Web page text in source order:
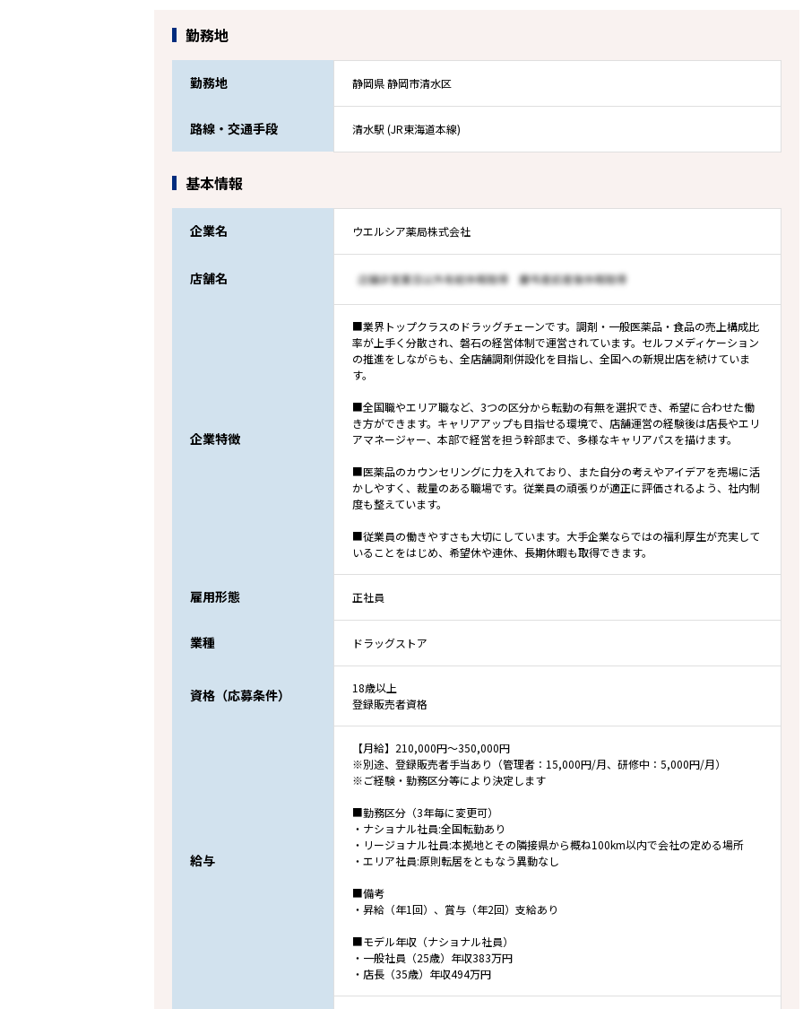
勤務地
勤務地 静岡県 静岡市清水区
路線・交通手段 清水駅 (JR東海道本線)
基本情報
企業名 ウエルシア薬局株式会社
店舗名
企業特徴
■業界トップクラスのドラッグチェーンです。調剤・一般医薬品・食品の売上構成比
率が上手く分散され、磐石の経営体制で運営されています。セルフメディケーション
の推進をしながらも、全店舗調剤併設化を目指し、全国への新規出店を続けていま
す。
■全国職やエリア職など、3つの区分から転勤の有無を選択でき、希望に合わせた働
き方ができます。キャリアアップも目指せる環境で、店舗運営の経験後は店長やエリ
アマネージャー、本部で経営を担う幹部まで、多様なキャリアパスを描けます。
■医薬品のカウンセリングに力を入れており、また自分の考えやアイデアを売場に活
かしやすく、裁量のある職場です。従業員の頑張りが適正に評価されるよう、社内制
度も整えています。
■従業員の働きやすさも大切にしています。大手企業ならではの福利厚生が充実して
いることをはじめ、希望休や連休、長期休暇も取得できます。
雇用形態 正社員
業種 ドラッグストア
資格（応募条件）
18歳以上
登録販売者資格
給与
【月給】210,000円～350,000円
※別途、登録販売者手当あり（管理者：15,000円/月、研修中：5,000円/月）
※ご経験・勤務区分等により決定します
■勤務区分（3年毎に変更可）
・ナショナル社員:全国転勤あり
・リージョナル社員:本拠地とその隣接県から概ね100km以内で会社の定める場所
・エリア社員:原則転居をともなう異動なし
■備考
・昇給（年1回）、賞与（年2回）支給あり
■モデル年収（ナショナル社員）
・一般社員（25歳）年収383万円
・店長（35歳）年収494万円